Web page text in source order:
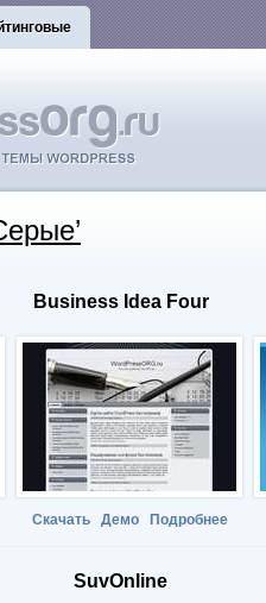
Business Idea Four
Скачать Демо Подробнее
SuvOnline